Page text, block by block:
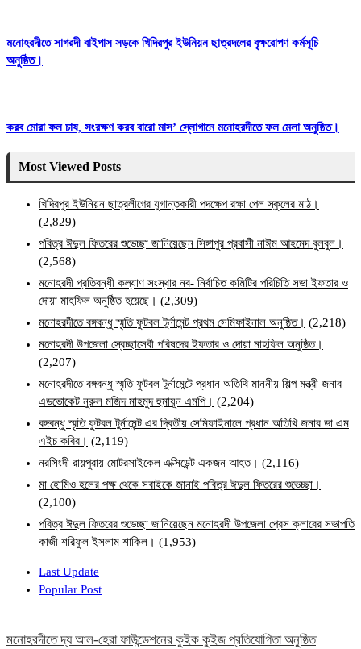
মনোহরদীতে সাগরদী বাইপাস সড়কে খিদিরপুর ইউনিয়ন ছাত্রদলের বৃক্ষরোপণ কর্মসূচি
অনুষ্ঠিত।
করব মোরা ফল চাষ, সংরক্ষণ করব বারো মাস’ স্লোগানে মনোহরদীতে ফল মেলা অনুষ্ঠিত।
Most Viewed Posts
খিদিরপুর ইউনিয়ন ছাত্রলীগের যুগান্তকারী পদক্ষেপ রক্ষা পেল স্কুলের মাঠ।
(2,829)
পবিত্র ঈদুল ফিতরের শুভেচ্ছা জানিয়েছেন সিঙ্গাপুর প্রবাসী নাঈম আহমেদ বুলবুল।
(2,568)
মনোহরদী প্রতিবন্ধী কল্যাণ সংস্থার নব- নির্বাচিত কমিটির পরিচিতি সভা ইফতার ও
দোয়া মাহফিল অনুষ্ঠিত হয়েছে। (2,309)
মনোহরদীতে বঙ্গবন্ধু স্মৃতি ফুটবল টুর্নামেন্ট প্রথম সেমিফাইনাল অনুষ্ঠিত। (2,218)
মনোহরদী উপজেলা স্বেচ্ছাসেবী পরিষদের ইফতার ও দোয়া মাহফিল অনুষ্ঠিত।
(2,207)
মনোহরদীতে বঙ্গবন্ধু স্মৃতি ফুটবল টুর্নামেন্টে প্রধান অতিথি মাননীয় শিল্প মন্ত্রী জনাব
এডভোকেট নুরুল মজিদ মাহমুদ হুমায়ূন এমপি। (2,204)
বঙ্গবন্ধু স্মৃতি ফুটবল টুর্নামেন্ট এর দ্বিতীয় সেমিফাইনালে প্রধান অতিথি জনাব ডা এম
এইচ কবির। (2,119)
নরসিংদী রায়পুরায় মোটরসাইকেল এক্সিডেন্ট একজন আহত। (2,116)
মা হোমিও হলের পক্ষ থেকে সবাইকে জানাই পবিত্র ঈদুল ফিতরের শুভেচ্ছা।
(2,100)
পবিত্র ঈদুল ফিতরের শুভেচ্ছা জানিয়েছেন মনোহরদী উপজেলা প্রেস ক্লাবের সভাপতি
কাজী শরিফুল ইসলাম শাকিল। (1,953)
Last Update
Popular Post
মনোহরদীতে দ্য আল-হেরা ফাউন্ডেশনের কুইক কুইজ প্রতিযোগিতা অনুষ্ঠিত